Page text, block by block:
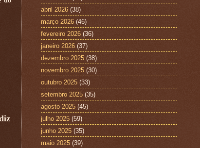
abril 2026 (38)
março 2026 (46)
fevereiro 2026 (36)
janeiro 2026 (37)
dezembro 2025 (38)
novembro 2025 (30)
outubro 2025 (33)
setembro 2025 (35)
agosto 2025 (45)
julho 2025 (59)
junho 2025 (35)
maio 2025 (39)